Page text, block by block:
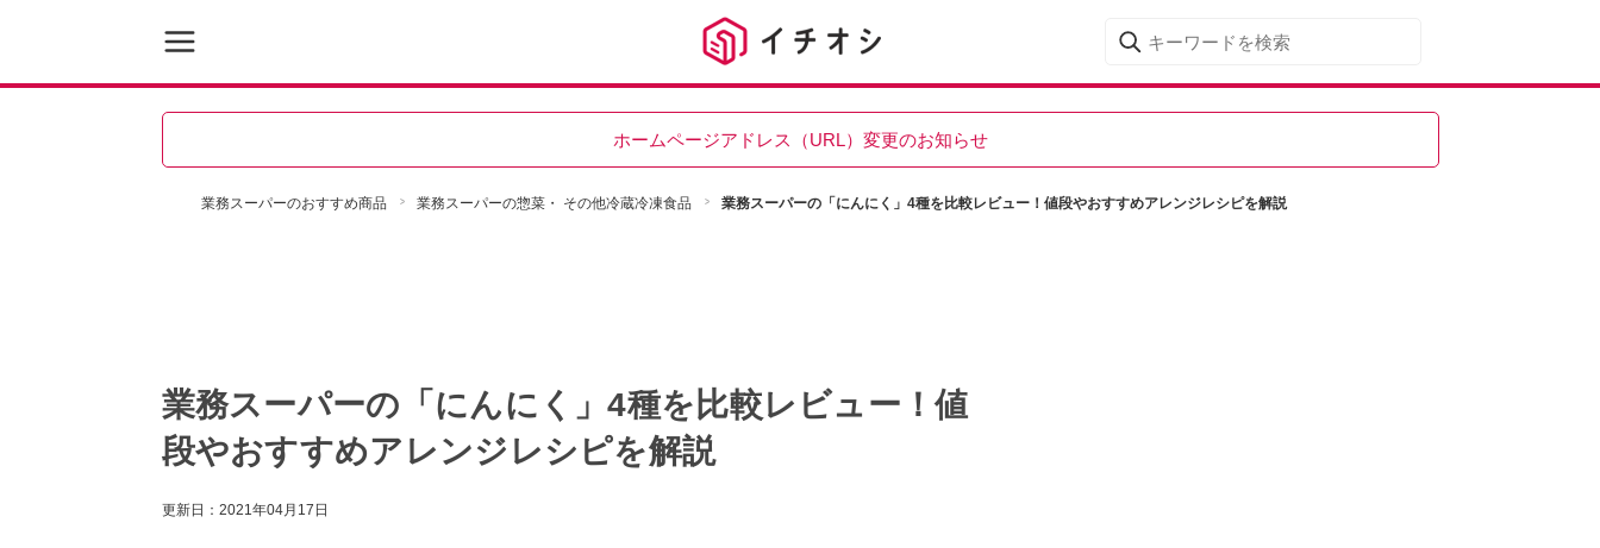
ホームページアドレス（URL）変更のお知らせ
業務スーパーのおすすめ商品 業務スーパーの惣菜・ その他冷蔵冷凍食品 業務スーパーの「にんにく」4種を比較レビュー！値段やおすすめアレンジレシピを解説
業務スーパーの「にんにく」4種を比較レビュー！値
段やおすすめアレンジレシピを解説
更新日： 2021年04月17日